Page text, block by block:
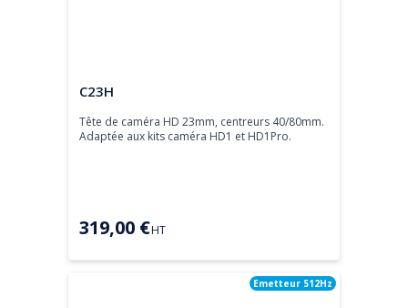
Tête de caméra
C23H
Tête de caméra HD 23mm, centreurs 40/80mm.
Adaptée aux kits caméra HD1 et HD1Pro.
319,00 €HT
Emetteur 512Hz